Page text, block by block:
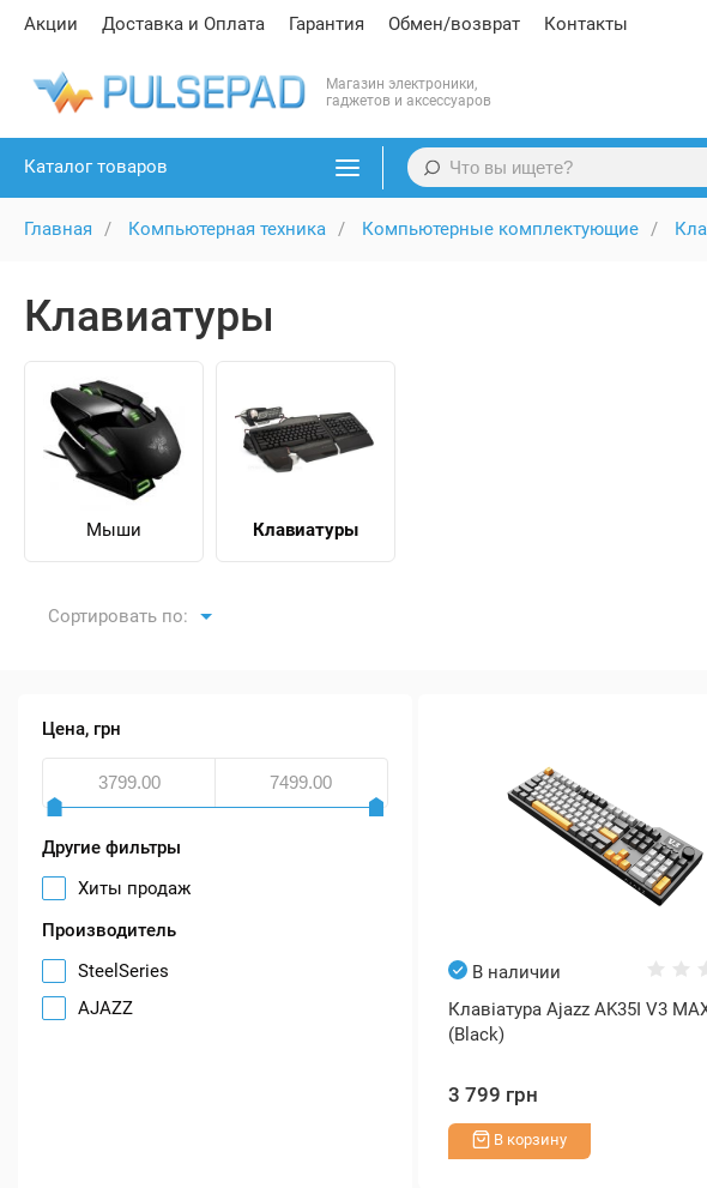
Магазин электроники,
гаджетов и аксессуаров
Акции Доставка и Оплата Гарантия Обмен/возврат Контакты
Каталог товаров
Главная Компьютерная техника Компьютерные комплектующие
Клавиатуры
Мыши Клавиатуры
Сортировать по:
Цена, грн
Другие фильтры
Хиты продаж
Производитель
SteelSeries
AJAZZ
В наличии
Клавіатура Ajazz AK35I V3
(Black)
3 799 грн
В корзину